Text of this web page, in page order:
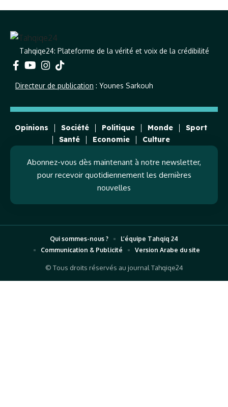
Tahqiqe24: Plateforme de la vérité et voix de la crédibilité
Directeur de publication : Younes Sarkouh
Opinions Société Politique Monde
Sport
Santé
Economie Culture
Abonnez-vous dès maintenant à notre newsletter,
pour recevoir quotidiennement les dernières
nouvelles
© Tous droits réservés au journal Tahqiqe24
Qui sommes-nous ?
L’équipe Tahqiq 24
Communication & Publicité
Version Arabe du site